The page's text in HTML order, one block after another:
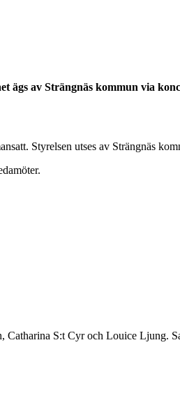
ägs av Strängnäs kommun via
Styrelsen utses av Strängnäs
S:t Cyr och Louice Ljung.